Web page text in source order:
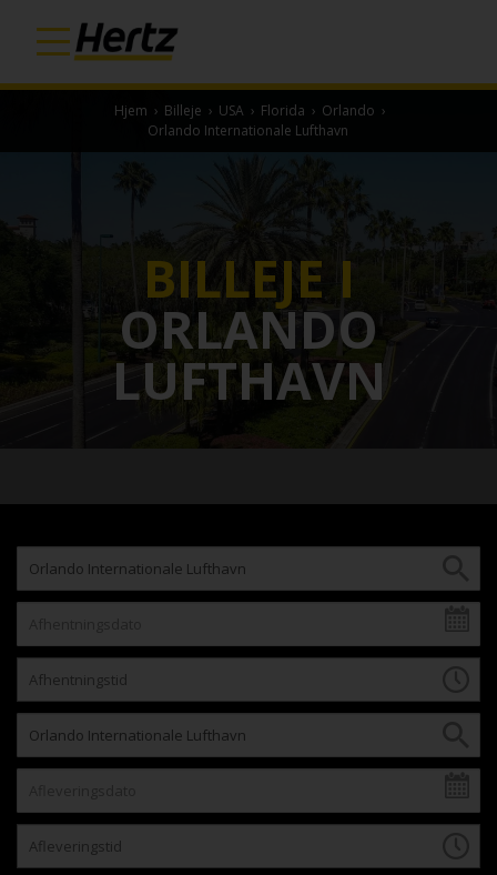
Hjem › Billeje › USA › Florida › Orlando ›
Orlando Internationale Lufthavn
BILLEJE I
ORLANDO
LUFTHAVN